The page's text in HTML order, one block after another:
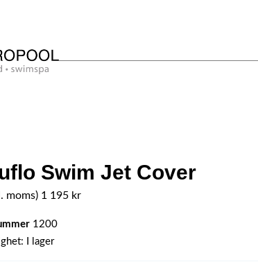
Swim Jet Cover
moms) 1 195 kr
1200
I lager